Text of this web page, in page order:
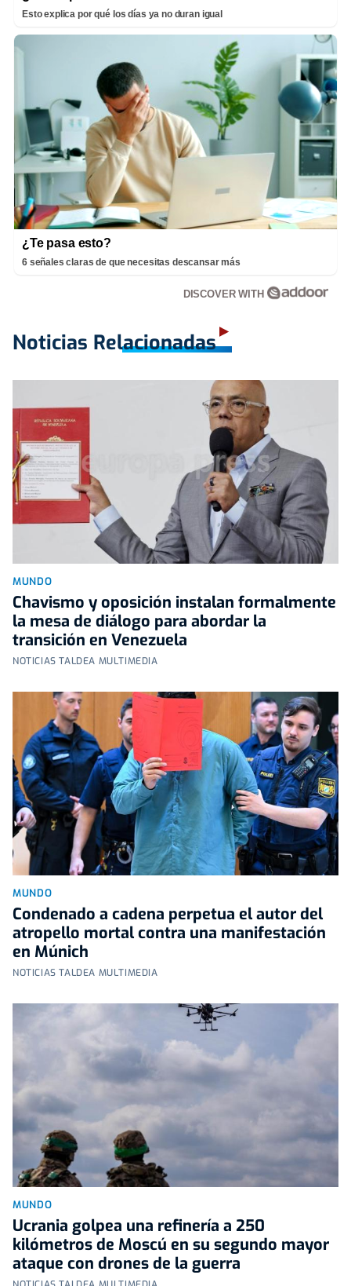
Esto explica por qué los días ya no duran igual
¿Te pasa esto?
6 señales claras de que necesitas descansar más
DISCOVER WITH
Noticias Relacionadas
MUNDO
Chavismo y oposición instalan formalmente
la mesa de diálogo para abordar la
transición en Venezuela
NOTICIAS TALDEA MULTIMEDIA
MUNDO
Condenado a cadena perpetua el autor del
atropello mortal contra una manifestación
en Múnich
NOTICIAS TALDEA MULTIMEDIA
MUNDO
Ucrania golpea una refinería a 250
kilómetros de Moscú en su segundo mayor
ataque con drones de la guerra